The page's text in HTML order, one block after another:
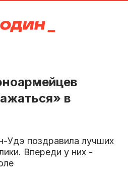
в
Удэ поздравила лучших
Впереди у них -